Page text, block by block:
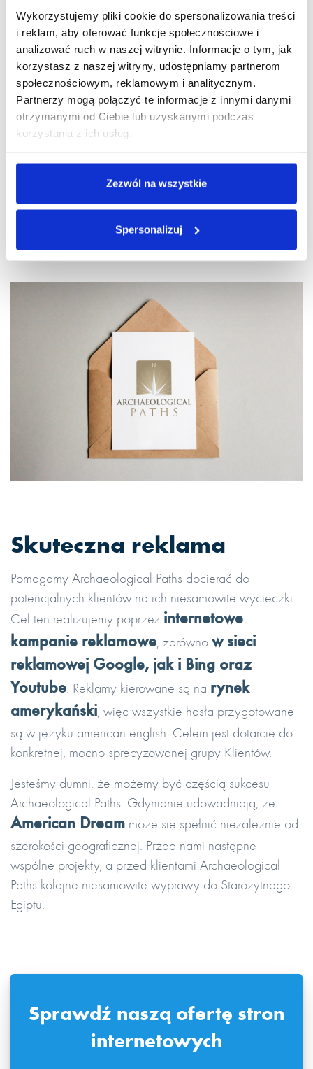
Wykorzystujemy pliki cookie do spersonalizowania treści
i reklam, aby oferować funkcje społecznościowe i
analizować ruch w naszej witrynie. Informacje o tym, jak
korzystasz z naszej witryny, udostępniamy partnerom
społecznościowym, reklamowym i analitycznym.
Partnerzy mogą połączyć te informacje z innymi danymi
otrzymanymi od Ciebie lub uzyskanymi podczas
korzystania z ich usług.
Zezwól na wszystkie
Spersonalizuj
oferowanych przez Archaeological Paths. Wskazówka
kompasu z odpowiednio dobraną czcionką sugeruje,
że dzięki Archaeological Paths przenosimy się do
świata dotychczas niedostępnego, a wycieczka może
być niesamowitym przeżyciem. Odpowiadamy za
wszystkie elementyidentyfikacji wizualnej
Archaeological Paths
gdyńska firma, prezentuje się we wszelkich
materiałach reklamowych oraz
wizerunkowychczyli m.in. mowa o wizytówkach,
dokumentach firmowych oraz banerach i reklamach.
Skuteczna reklama
Pomagamy Archaeological Paths docierać do
potencjalnych klientów na ich niesamowite wycieczki.
Cel ten realizujemy poprzez internetowe
kampanie reklamowe, zarówno w sieci
reklamowej Google, jak i Bing oraz
Youtube. Reklamy kierowane są na rynek
amerykański, więc wszystkie hasła przygotowane
są w języku american english. Celem jest dotarcie do
konkretnej, mocno sprecyzowanej grupy Klientów.
Jesteśmy dumni, że możemy być częścią sukcesu
Archaeological Paths. Gdynianie udowadniają, że
American Dream może się spełnić niezależnie od
szerokości geograficznej. Przed nami następne
wspólne projekty, a przed klientami Archaeological
Paths kolejne niesamowite wyprawy do Starożytnego
Egiptu.
Sprawdź naszą ofertę stron
internetowych